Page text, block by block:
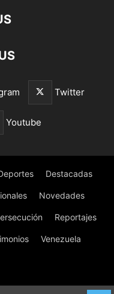
Twitter
Youtube
Destacadas
Novedades
Reportajes
Venezuela